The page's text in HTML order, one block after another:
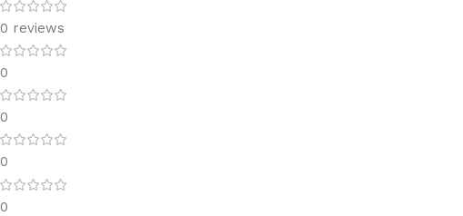
0 reviews
0
0
0
0